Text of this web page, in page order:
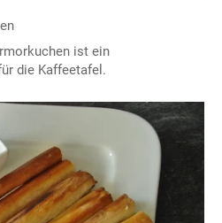
ist ein
die Kaffeetafel.